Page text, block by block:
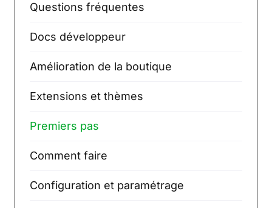
Questions fréquentes
Docs développeur
Amélioration de la boutique
Extensions et thèmes
Premiers pas
Comment faire
Configuration et paramétrage